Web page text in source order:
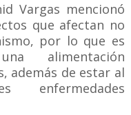
Vargas mencionó
que afectan no
por lo que es
alimentación
además de estar al
enfermedades